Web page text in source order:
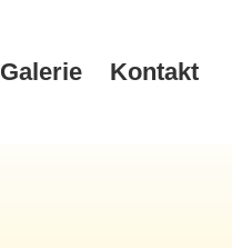
Galerie Kontakt